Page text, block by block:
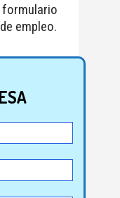
formulario
empleo.